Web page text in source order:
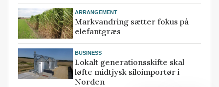
ARRANGEMENT
Markvandring sætter fokus på
elefantgræs
BUSINESS
Lokalt generationsskifte skal
løfte midtjysk siloimportør i
Norden